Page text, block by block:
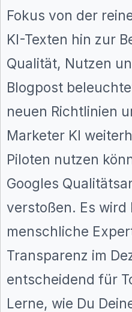
Fokus von der
KI-Texten hin zur
Qualität, Nutzen
Blogpost
neuen Richtlinien
Marketer KI
Piloten nutzen
Googles
verstoßen. Es wird
menschliche
Transparenz im
entscheidend für
Lerne, wie Du